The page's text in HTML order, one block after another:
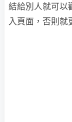
結給別人就可以
入頁面，否則就